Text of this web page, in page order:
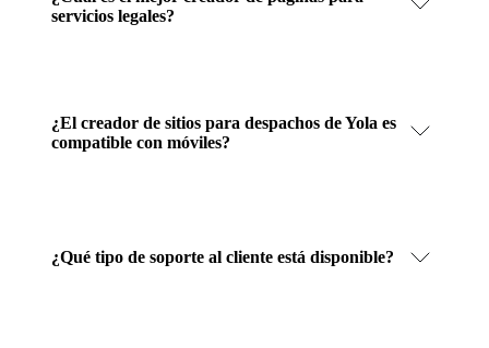
servicios legales?
¿El creador de sitios para despachos de Yola es
compatible con móviles?
¿Qué tipo de soporte al cliente está disponible?